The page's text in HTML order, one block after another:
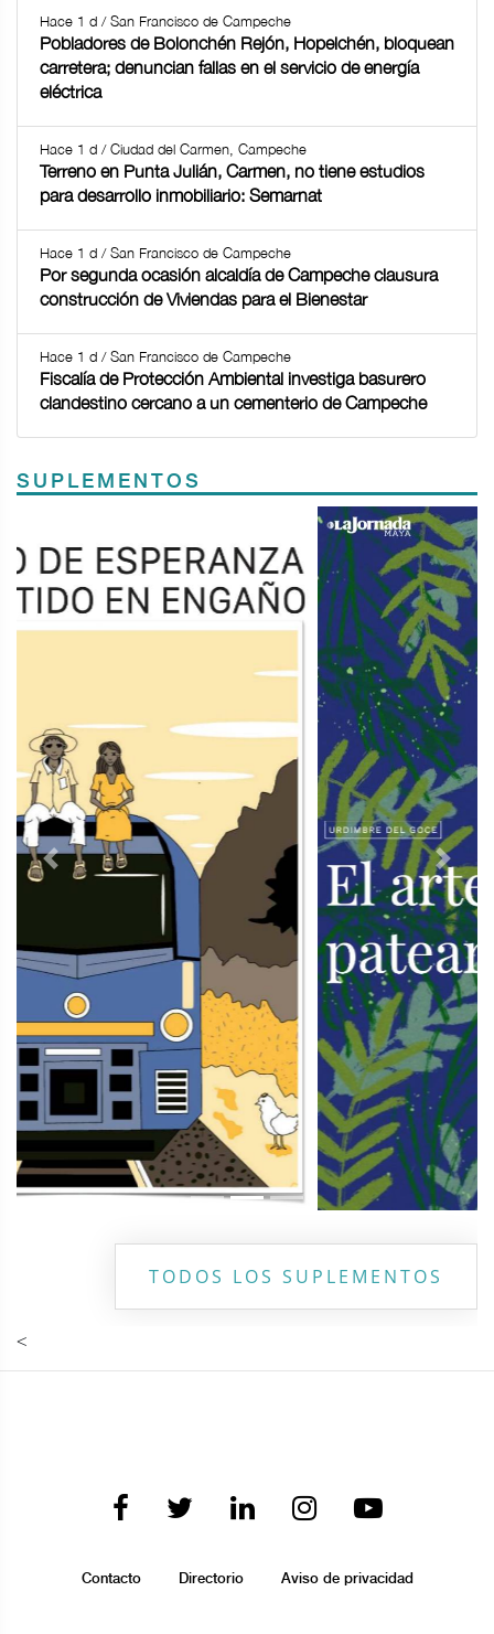
Hace 1 d / San Francisco de Campeche
Pobladores de Bolonchén Rejón, Hopelchén, bloquean
carretera; denuncian fallas en el servicio de energía
eléctrica
Hace 1 d / Ciudad del Carmen, Campeche
Terreno en Punta Julián, Carmen, no tiene estudios
para desarrollo inmobiliario: Semarnat
Hace 1 d / San Francisco de Campeche
Por segunda ocasión alcaldía de Campeche clausura
construcción de Viviendas para el Bienestar
Hace 1 d / San Francisco de Campeche
Fiscalía de Protección Ambiental investiga basurero
clandestino cercano a un cementerio de Campeche
SUPLEMENTOS
Previous Next
TODOS LOS SUPLEMENTOS
<
Contacto Directorio Aviso de privacidad